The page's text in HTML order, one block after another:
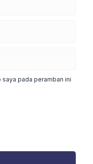
saya pada peramban ini